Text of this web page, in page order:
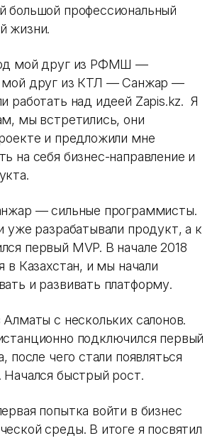
большой профессиональный
жизни.
мой друг из РФМШ —
мой друг из КТЛ — Санжар —
работать над идеей Zapis.kz. Я
мы встретились, они
и предложили мне
на себя бизнес-направление и
— сильные программисты.
уже разрабатывали продукт, а к
первый MVP. В начале 2018
в Казахстан, и мы начали
и развивать платформу.
Алматы с нескольких салонов.
подключился первый
после чего стали появляться
Начался быстрый рост.
попытка войти в бизнес
среды. В итоге я посвятил